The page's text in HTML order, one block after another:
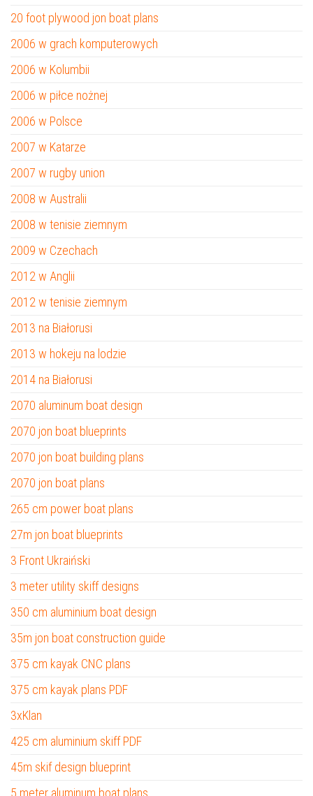
20 foot plywood jon boat plans
2006 w grach komputerowych
2006 w Kolumbii
2006 w piłce nożnej
2006 w Polsce
2007 w Katarze
2007 w rugby union
2008 w Australii
2008 w tenisie ziemnym
2009 w Czechach
2012 w Anglii
2012 w tenisie ziemnym
2013 na Białorusi
2013 w hokeju na lodzie
2014 na Białorusi
2070 aluminum boat design
2070 jon boat blueprints
2070 jon boat building plans
2070 jon boat plans
265 cm power boat plans
27m jon boat blueprints
3 Front Ukraiński
3 meter utility skiff designs
350 cm aluminium boat design
35m jon boat construction guide
375 cm kayak CNC plans
375 cm kayak plans PDF
3xKlan
425 cm aluminium skiff PDF
45m skif design blueprint
5 meter aluminum boat plans